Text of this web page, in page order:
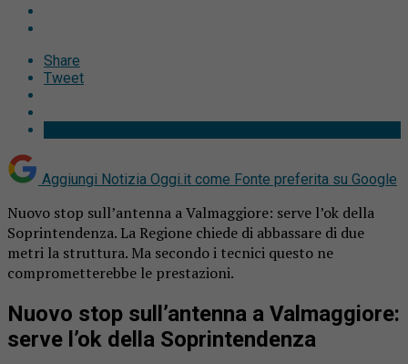
Share
Tweet
Aggiungi Notizia Oggi.it come Fonte preferita su Google
Nuovo stop sull’antenna a Valmaggiore: serve l’ok della
Soprintendenza. La Regione chiede di abbassare di due
metri la struttura. Ma secondo i tecnici questo ne
comprometterebbe le prestazioni.
Nuovo stop sull’antenna a Valmaggiore:
serve l’ok della Soprintendenza